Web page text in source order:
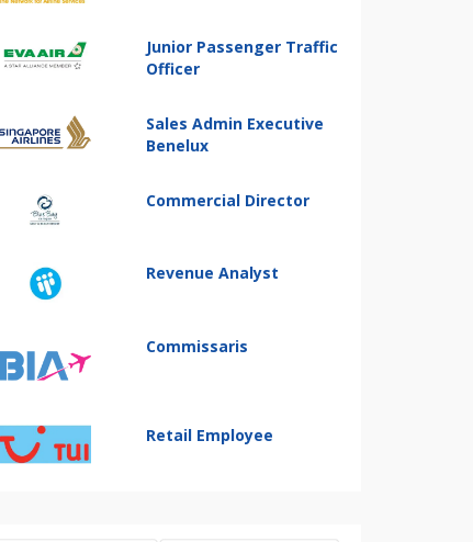
Junior Passenger Traffic
Officer
Sales Admin Executive
Benelux
Commercial Director
Revenue Analyst
Commissaris
Retail Employee